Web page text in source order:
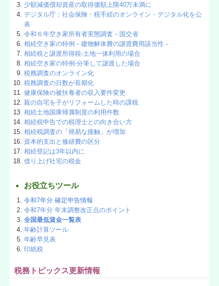
少額減価償却資産の取得価額上限40万未満に
デジタル庁：社会保険・税手続のオンライン・デジタル化を公
表
令和６年空き家所有者実態調査－国交省
相続空き家の特例－建物解体費の譲渡費用該当性－
相続税と譲渡所得税-土地一体利用の場合
相続空き家の特例-分筆して譲渡した場合
税務調査のオンライン化
税務調査の日数が長期化
健康保険の被扶養者の収入要件変更
親の自宅を子がリフォームした時の課税
相続土地国庫帰属制度の利用件数
相続税申告での税理士との向き合い方
相続税調査の「簡易な接触」が増加
資本的支出と修繕費の区分
相続登記は3年以内に
借り上げ社宅の税金
お役立ちツール
令和7年分 確定申告情報
令和7年分 年末調整改正点のポイント
全国最低賃金一覧表
年齢計算ツール
年齢早見表
印紙税
税務トピックス更新情報